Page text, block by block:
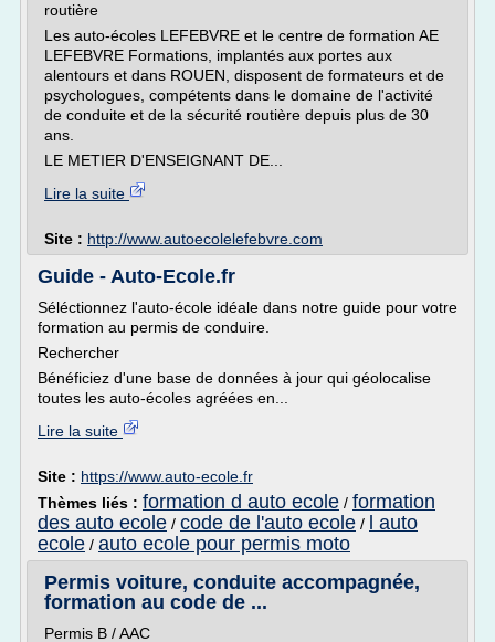
routière
Les auto-écoles LEFEBVRE et le centre de formation AE
LEFEBVRE Formations, implantés aux portes aux
alentours et dans ROUEN, disposent de formateurs et de
psychologues, compétents dans le domaine de l'activité
de conduite et de la sécurité routière depuis plus de 30
ans.
LE METIER D'ENSEIGNANT DE...
Lire la suite
Site : http://www.autoecolelefebvre.com
Guide - Auto-Ecole.fr
Séléctionnez l'auto-école idéale dans notre guide pour votre
formation au permis de conduire.
Rechercher
Bénéficiez d'une base de données à jour qui géolocalise
toutes les auto-écoles agréées en...
Lire la suite
Site : https://www.auto-ecole.fr
Thèmes liés : formation d auto ecole / formation
des auto ecole / code de l'auto ecole /
l auto
ecole / auto ecole pour permis moto
Permis voiture, conduite accompagnée,
formation au code de ...
Permis B / AAC